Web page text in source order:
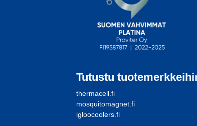
Tutustu
thermacell.fi
mosquitomagnet.fi
igloocoolers.fi